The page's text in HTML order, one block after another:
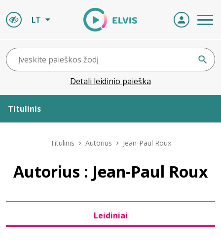
LT
Detali leidinio paieška
Titulinis
Leidiniai
Titulinis Autorius Jean-Paul Roux
Autorius : Jean-Paul Roux
Leidiniai